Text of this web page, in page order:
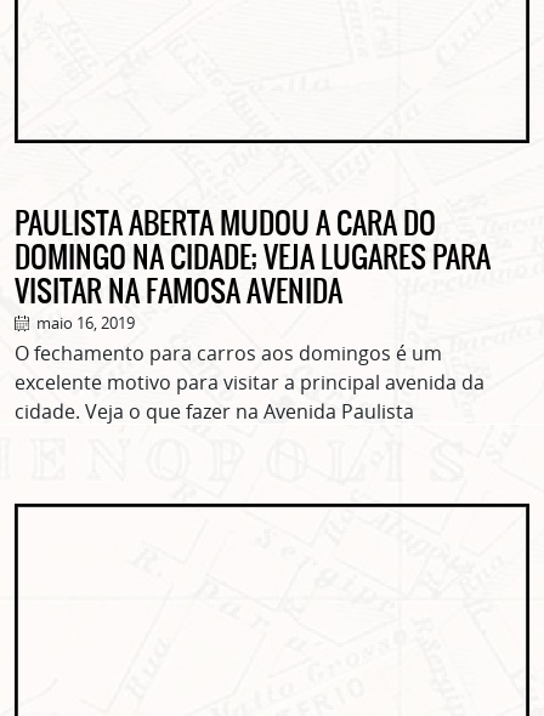
PAULISTA ABERTA MUDOU A CARA DO
DOMINGO NA CIDADE; VEJA LUGARES PARA
VISITAR NA FAMOSA AVENIDA
maio 16, 2019
O fechamento para carros aos domingos é um
excelente motivo para visitar a principal avenida da
cidade. Veja o que fazer na Avenida Paulista